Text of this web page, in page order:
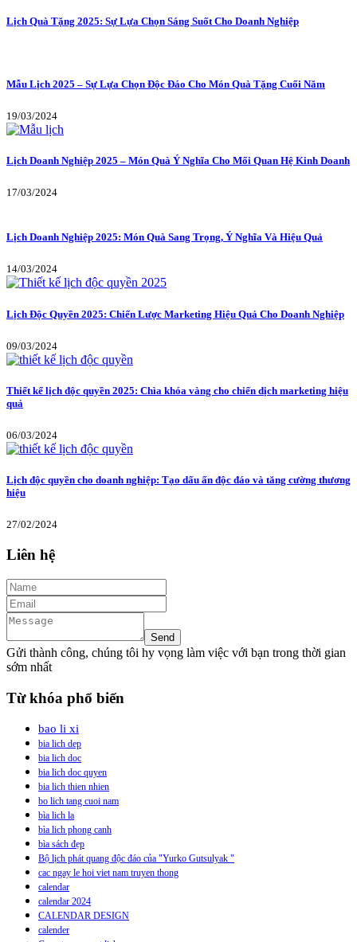
Lịch Quà Tặng 2025: Sự Lựa Chọn Sáng Suốt Cho Doanh Nghiệp
Mẫu Lịch 2025 – Sự Lựa Chọn Độc Đáo Cho Món Quà Tặng Cuối Năm
19/03/2024
Lịch Doanh Nghiệp 2025 – Món Quà Ý Nghĩa Cho Mối Quan Hệ Kinh Doanh
17/03/2024
Lịch Doanh Nghiệp 2025: Món Quà Sang Trọng, Ý Nghĩa Và Hiệu Quả
14/03/2024
Lịch Độc Quyền 2025: Chiến Lược Marketing Hiệu Quả Cho Doanh Nghiệp
09/03/2024
Thiết kế lịch độc quyền 2025: Chìa khóa vàng cho chiến dịch marketing hiệu
quả
06/03/2024
Lịch độc quyền cho doanh nghiệp: Tạo dấu ấn độc đáo và tăng cường thương
hiệu
27/02/2024
Liên hệ
Gửi thành công, chúng tôi hy vọng làm việc với bạn trong thời gian
sớm nhất
Từ khóa phổ biến
bao li xi
bia lich dep
bia lich doc
bia lich doc quyen
bia lich thien nhien
bo lich tang cuoi nam
bìa lich la
bìa lich phong canh
bìa sách đẹp
Bộ lịch phát quang độc đáo của "Yurko Gutsulyak "
cac ngay le hoi viet nam truyen thong
calendar
calendar 2024
CALENDAR DESIGN
calender